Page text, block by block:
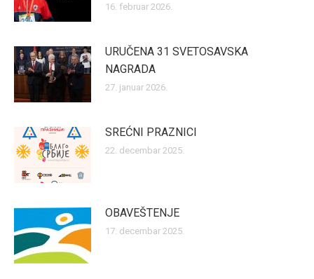
16. februar 2026.
URUČENA 31 SVETOSAVSKA
NAGRADA
27. januar 2026.
SREĆNI PRAZNICI
22. decembar 2025.
OBAVEŠTENJE
17. decembar 2025.